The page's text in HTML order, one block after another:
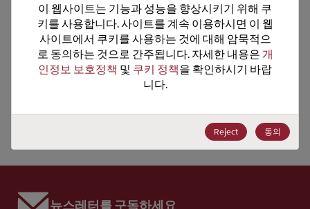
기술 카테고리 Analog & Mixed Signal
기술 하위 카테고리 Timing
기술 그룹 Clock Buffers & Drivers
8542.39.0060
ECCN EAR99
뉴스레터를 구독하세요
이 웹사이트는 기능과 성능을 향상시키기 위해 쿠
키를 사용합니다. 사이트를 계속 이용하시면 이 웹
사이트에서 쿠키를 사용하는 것에 대해 암묵적으
로 동의하는 것으로 간주됩니다. 자세한 내용은 개
인정보 보호정책 및 쿠키 정책을 확인하시기 바랍
니다.
Reject 동의